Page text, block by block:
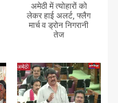
अमेठी में त्योहारों को
लेकर हाई अलर्ट, फ्लैग
मार्च व ड्रोन निगरानी
तेज